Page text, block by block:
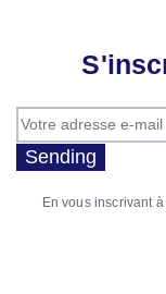
Sending
En vous inscrivant